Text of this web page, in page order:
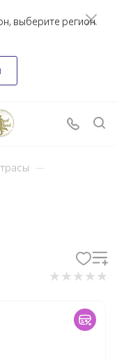
выберите регион
—